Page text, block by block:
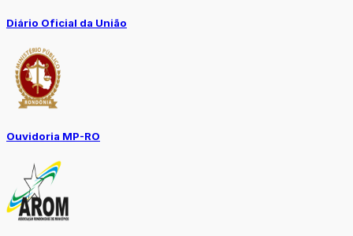
Diário Oficial da União
Ouvidoria MP-RO